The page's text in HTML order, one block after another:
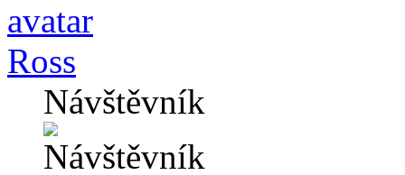
Ross
Návštěvník